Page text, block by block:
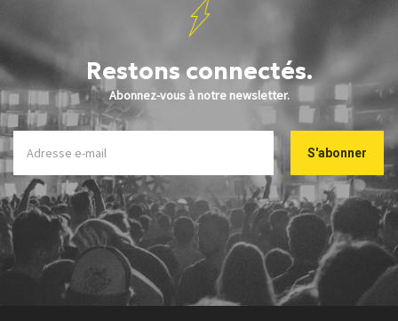
Restons connectés.
Abonnez-vous à notre newsletter.